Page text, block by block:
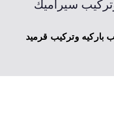
سيراميك
تركيب باركيه وتركيب قرميد